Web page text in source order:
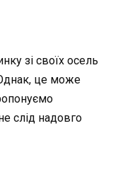
зі своїх осель
Однак, це може
слід надовго